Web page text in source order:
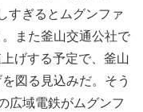
すぎるとムグンファ
また釜山交通公社で
げする予定で、釜山
図る見込みだ。そう
広域電鉄がムグンフ